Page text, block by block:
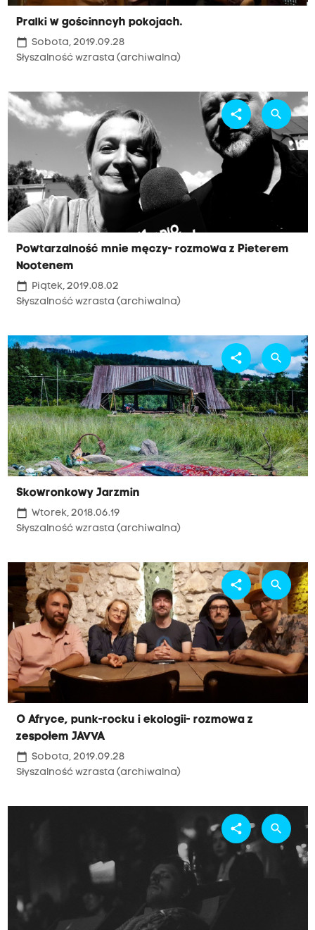
Pralki w gościnncyh pokojach.
calendar_today Sobota, 2019.09.28
Słyszalność wzrasta (archiwalna)
Powtarzalność mnie męczy- rozmowa z Pieterem
Nootenem
calendar_today Piątek, 2019.08.02
Słyszalność wzrasta (archiwalna)
share search
Skowronkowy Jarzmin
calendar_today Wtorek, 2018.06.19
Słyszalność wzrasta (archiwalna)
share search
O Afryce, punk-rocku i ekologii- rozmowa z
zespołem JAVVA
calendar_today Sobota, 2019.09.28
Słyszalność wzrasta (archiwalna)
share search
share search